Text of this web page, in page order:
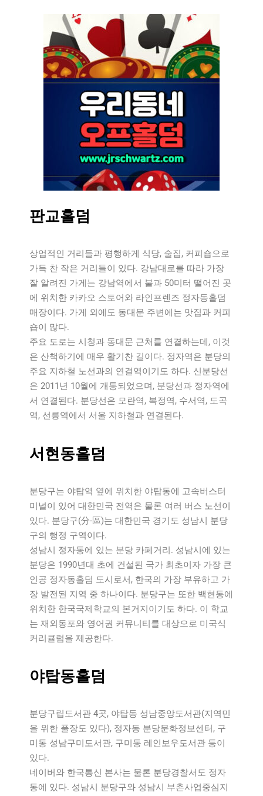
판교홀덤
상업적인 거리들과 평행하게 식당, 술집, 커피숍으로
가득 찬 작은 거리들이 있다. 강남대로를 따라 가장
잘 알려진 가게는 강남역에서 불과 50미터 떨어진 곳
에 위치한 카카오 스토어와 라인프렌즈 정자동홀덤
매장이다. 가게 외에도 동대문 주변에는 맛집과 커피
숍이 많다.
주요 도로는 시청과 동대문 근처를 연결하는데, 이것
은 산책하기에 매우 활기찬 길이다. 정자역은 분당의
주요 지하철 노선과의 연결역이기도 하다. 신분당선
은 2011년 10월에 개통되었으며, 분당선과 정자역에
서 연결된다. 분당선은 모란역, 복정역, 수서역, 도곡
역, 선릉역에서 서울 지하철과 연결된다.
서현동홀덤
분당구는 야탑역 옆에 위치한 야탑동에 고속버스터
미널이 있어 대한민국 전역은 물론 여러 버스 노선이
있다. 분당구(分-區)는 대한민국 경기도 성남시 분당
구의 행정 구역이다.
성남시 정자동에 있는 분당 카페거리. 성남시에 있는
분당은 1990년대 초에 건설된 국가 최초이자 가장 큰
인공 정자동홀덤 도시로서, 한국의 가장 부유하고 가
장 발전된 지역 중 하나이다. 분당구는 또한 백현동에
위치한 한국국제학교의 본거지이기도 하다. 이 학교
는 재외동포와 영어권 커뮤니티를 대상으로 미국식
커리큘럼을 제공한다.
야탑동홀덤
분당구립도서관 4곳, 야탑동 성남중앙도서관(지역민
을 위한 풀장도 있다), 정자동 분당문화정보센터, 구
미동 성남구미도서관, 구미동 레인보우도서관 등이
있다.
네이버와 한국통신 본사는 물론 분당경찰서도 정자
동에 있다. 성남시 분당구와 성남시 부촌사업중심지